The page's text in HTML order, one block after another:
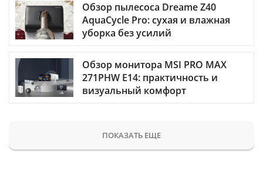
Обзор пылесоса Dreame Z40
AquaCycle Pro: сухая и влажная
уборка без усилий
Обзор монитора MSI PRO MAX
271PHW E14: практичность и
визуальный комфорт
ПОКАЗАТЬ ЕЩЕ